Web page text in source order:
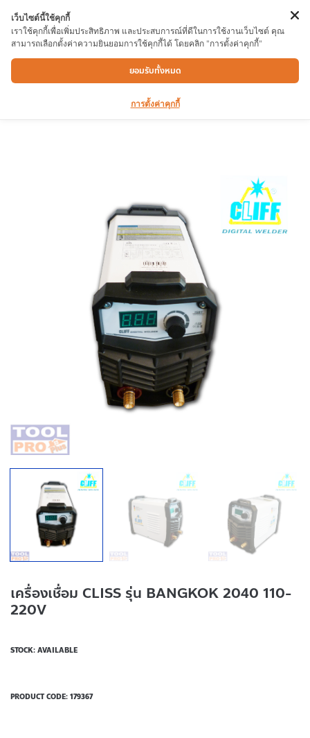
เครื่องเชื่อม CLISS รุ่น BANGKOK 2040 110-
220V
เครื่องเชื่อม CLISS รุ่น BANGKOK 2040 110-
220V
STOCK: AVAILABLE
PRODUCT CODE: 179367
เว็บไซต์นี้ใช้คุกกี้
เราใช้คุกกี้เพื่อเพิ่มประสิทธิภาพ และประสบการณ์ที่ดีในการใช้งานเว็บไซต์ คุณ
สามารถเลือกตั้งค่าความยินยอมการใช้คุกกี้ได้ โดยคลิก "การตั้งค่าคุกกี้"
ยอมรับทั้งหมด
การตั้งค่าคุกกี้